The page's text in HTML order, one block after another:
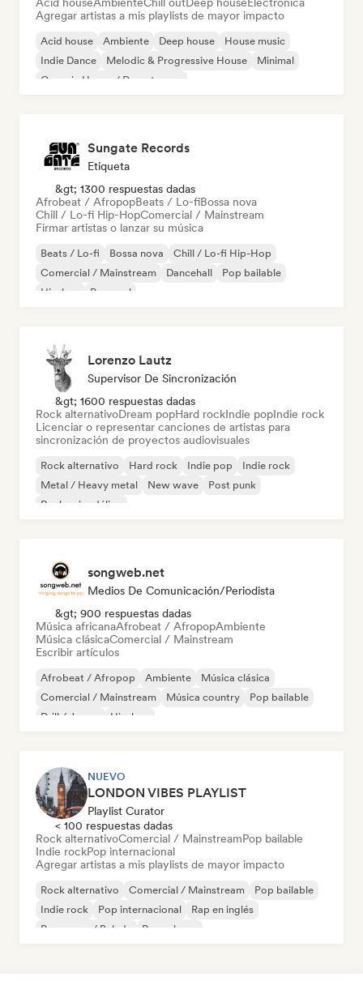
Agregar artistas a mis playlists de mayor impacto
Acid house Ambiente Deep house
House music
Indie Dance
Melodic & Progressive House
Minimal
Organic House / Downtempo
Sungate Records
Etiqueta
&gt; 1300 respuestas dadas
Afrobeat / AfropopBeats / Lo-fiBossa nova
Chill / Lo-fi Hip-HopComercial / Mainstream
Firmar artistas o lanzar su música
Beats / Lo-fi Bossa nova
Chill / Lo-fi Hip-Hop
Comercial / Mainstream
Dancehall
Pop bailable
Hip-hop
Pop soul
Lorenzo Lautz
Supervisor De Sincronización
&gt; 1600 respuestas dadas
Rock alternativoDream popHard rockIndie popIndie rock
Licenciar o representar canciones de artistas para
sincronización de proyectos audiovisuales
Rock alternativo Hard rock Indie pop
Indie rock
Metal / Heavy metal
New wave
Post punk
Rock psicodélico
songweb.net
Medios De Comunicación/Periodista
&gt; 900 respuestas dadas
Música africanaAfrobeat / AfropopAmbiente
Música clásicaComercial / Mainstream
Escribir artículos
Afrobeat / Afropop Ambiente
Música clásica
Comercial / Mainstream
Música country
Pop bailable
Drill / Jersey
Hip-hop
NUEVO
LONDON VIBES PLAYLIST
Playlist Curator
< 100 respuestas dadas
Rock alternativoComercial / MainstreamPop bailable
Indie rockPop internacional
Agregar artistas a mis playlists de mayor impacto
Rock alternativo Comercial / Mainstream
Pop bailable
Indie rock
Pop internacional
Rap en inglés
Pop suave / Balada
Pop urbano